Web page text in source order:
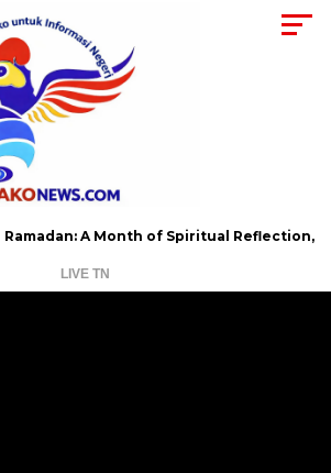
A Month of Spiritual Reflection,
LIVE TN